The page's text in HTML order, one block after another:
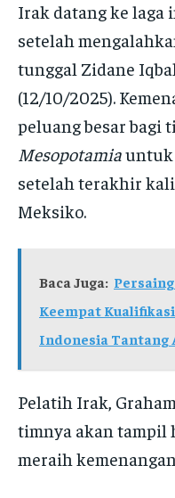
Irak datang ke laga
setelah
tunggal Zidane
(12/10/2025).
peluang besar bagi
Mesopotamiauntuk
setelah terakhir
Meksiko.
Baca Juga:
Keempat
Indonesia Tantang
Pelatih Irak,
timnya akan tampil
meraih